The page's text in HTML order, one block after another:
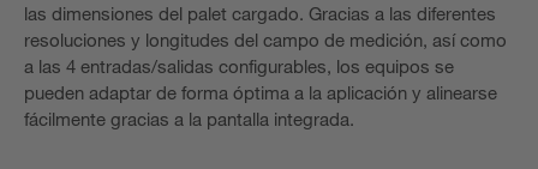
las dimensiones del palet cargado. Gracias a las diferentes
resoluciones y longitudes del campo de medición, así como
a las 4 entradas/salidas configurables, los equipos se
pueden adaptar de forma óptima a la aplicación y alinearse
fácilmente gracias a la pantalla integrada.